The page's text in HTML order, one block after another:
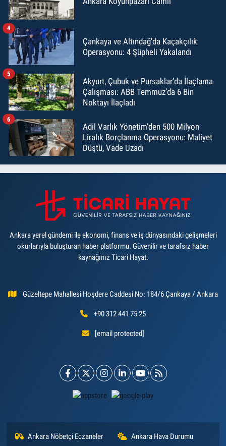
Çankaya ve Altındağ'da Kaçakçılık
Operasyonu: 4 Şüpheli Yakalandı
4
Akyurt, Çubuk ve Pursaklar’da İlaçlama
Çalışması: ABB Temmuz’da 6 Bin
Noktayı İlaçladı
5
Adil Varlık Yönetim’den 500 Milyon
Liralık Borçlanma Operasyonu: Maliyet
Düştü, Vade Uzadı
6
Ankara yerel gündemi ile ekonomi, finans ve iş dünyasındaki gelişmeleri
okurlarıyla buluşturan haber platformu. Güvenilir ve tarafsız haber
kaynağınız Ticari Hayat.
Güzeltepe Mahallesi Hoşdere Caddesi No: 184/6 Çankaya / Ankara
+90 312 441 75 25
[email protected]
Ankara Nöbetçi Eczaneler Ankara Hava Durumu